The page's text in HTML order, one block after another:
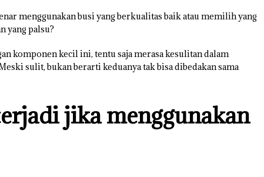
menggunakan busi yang berkualitas baik atau memilih yang
yang palsu?
komponen kecil ini, tentu saja merasa kesulitan dalam
sulit, bukan berarti keduanya tak bisa dibedakan sama
jika menggunakan